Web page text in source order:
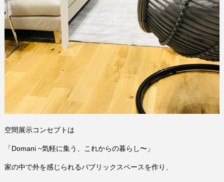
空間展示コンセプトは
「Domani ~気軽に集う、これからの暮らし〜」
家の中で外を感じられるパブリックスペースを作り、